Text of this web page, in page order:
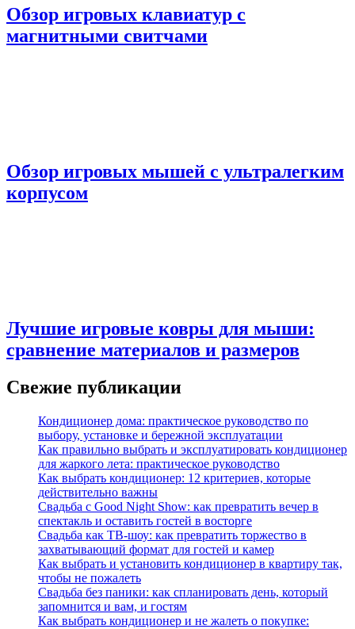
Обзор игровых клавиатур с
магнитными свитчами
Обзор игровых мышей с ультралегким
корпусом
Лучшие игровые ковры для мыши:
сравнение материалов и размеров
Свежие публикации
Кондиционер дома: практическое руководство по
выбору, установке и бережной эксплуатации
Как правильно выбрать и эксплуатировать кондиционер
для жаркого лета: практическое руководство
Как выбрать кондиционер: 12 критериев, которые
действительно важны
Свадьба с Good Night Show: как превратить вечер в
спектакль и оставить гостей в восторге
Свадьба как ТВ‑шоу: как превратить торжество в
захватывающий формат для гостей и камер
Как выбрать и установить кондиционер в квартиру так,
чтобы не пожалеть
Свадьба без паники: как спланировать день, который
запомнится и вам, и гостям
Как выбрать кондиционер и не жалеть о покупке: